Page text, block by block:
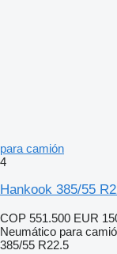
para camión
4
Hankook 385/55
COP 551.500 EUR
Neumático para
385/55 R22.5